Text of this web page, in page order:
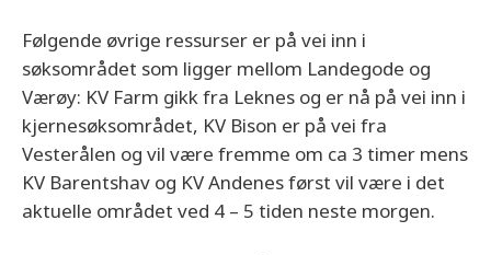
Følgende øvrige ressurser er på vei inn i
søksområdet som ligger mellom Landegode og
Værøy: KV Farm gikk fra Leknes og er nå på vei inn i
kjernesøksområdet, KV Bison er på vei fra
Vesterålen og vil være fremme om ca 3 timer mens
KV Barentshav og KV Andenes først vil være i det
aktuelle området ved 4 – 5 tiden neste morgen.